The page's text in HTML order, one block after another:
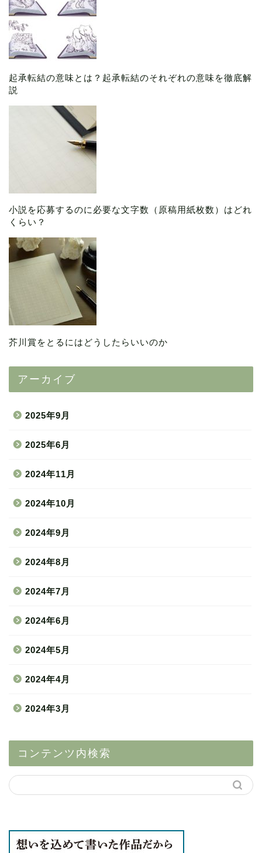
起承転結の意味とは？起承転結のそれぞれの意味を徹底解
説
小説を応募するのに必要な文字数（原稿用紙枚数）はどれ
くらい？
芥川賞をとるにはどうしたらいいのか
アーカイブ
2025年9月
2025年6月
2024年11月
2024年10月
2024年9月
2024年8月
2024年7月
2024年6月
2024年5月
2024年4月
2024年3月
コンテンツ内検索